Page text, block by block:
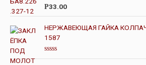
и
з
О
е
н
к
а
и
з
Р33.00
НЕРЖАВЕЮЩАЯ ГАЙКА
1587
О